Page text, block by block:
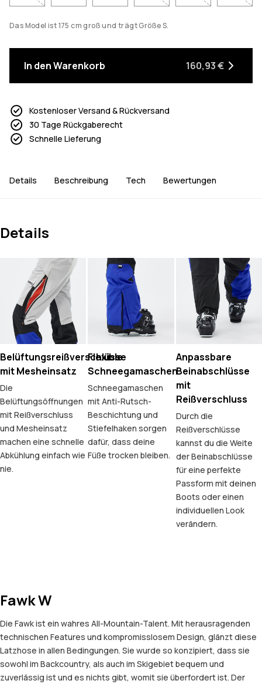
Das Model ist 175 cm groß und trägt Größe S.
In den Warenkorb 160,93 €
Kostenloser Versand & Rückversand
30 Tage Rückgaberecht
Schnelle Lieferung
Details Beschreibung Tech Bewertungen
Details
Belüftungsreißverschlüsse
mit Mesheinsatz
Die
Belüftungsöffnungen
mit Reißverschluss
und Mesheinsatz
machen eine schnelle
Abkühlung einfach wie
nie.
Flexible
Schneegamaschen
Schneegamaschen
mit Anti-Rutsch-
Beschichtung und
Stiefelhaken sorgen
dafür, dass deine
Füße trocken bleiben.
Anpassbare
Beinabschlüsse
mit
Reißverschluss
Durch die
Reißverschlüsse
kannst du die Weite
der Beinabschlüsse
für eine perfekte
Passform mit deinen
Boots oder einen
individuellen Look
verändern.
Fawk W
Die Fawk ist ein wahres All-Mountain-Talent. Mit herausragenden
technischen Features und kompromisslosem Design, glänzt diese
Latzhose in allen Bedingungen. Sie wurde so konzipiert, dass sie
sowohl im Backcountry, als auch im Skigebiet bequem und
zuverlässig ist und es nichts gibt, womit sie überfordert ist. Der